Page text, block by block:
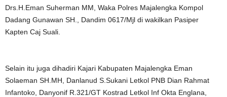
Drs.H.Eman Suherman MM, Waka Polres Majalengka Kompol
Dadang Gunawan SH., Dandim 0617/Mjl di wakilkan Pasiper
Kapten Caj Suali.
Selain itu juga dihadiri Kajari Kabupaten Majalengka Eman
Solaeman SH.MH, Danlanud S.Sukani Letkol PNB Dian Rahmat
Infantoko, Danyonif R.321/GT Kostrad Letkol Inf Okta Englana,